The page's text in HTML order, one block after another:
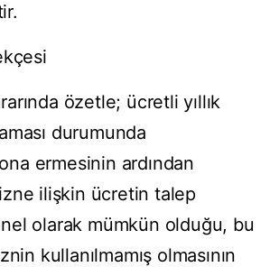
özetle; ücretli yıllık
durumunda
ermesinin ardından
ilişkin ücretin talep
olarak mümkün olduğu, bu
kullanılmamış olmasının